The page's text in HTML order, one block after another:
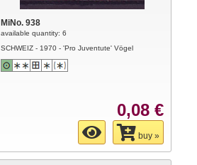
MiNo. 938
available quantity: 6
SCHWEIZ - 1970 - 'Pro Juventute' Vögel
0,08 €
buy »